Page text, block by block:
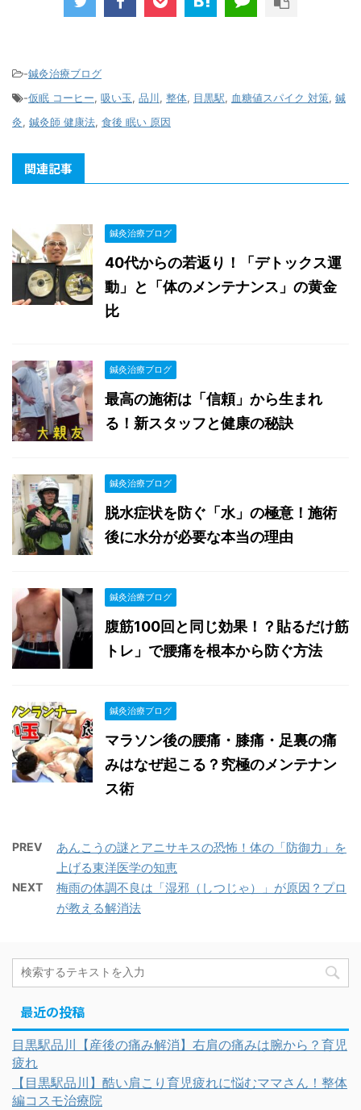
-鍼灸治療ブログ
-仮眠 コーヒー, 吸い玉, 品川, 整体, 目黒駅, 血糖値スパイク 対策, 鍼
灸, 鍼灸師 健康法, 食後 眠い 原因
関連記事
鍼灸治療ブログ
40代からの若返り！「デトックス運
動」と「体のメンテナンス」の黄金
比
鍼灸治療ブログ
最高の施術は「信頼」から生まれ
る！新スタッフと健康の秘訣
鍼灸治療ブログ
脱水症状を防ぐ「水」の極意！施術
後に水分が必要な本当の理由
鍼灸治療ブログ
腹筋100回と同じ効果！？貼るだけ筋
トレ」で腰痛を根本から防ぐ方法
鍼灸治療ブログ
マラソン後の腰痛・膝痛・足裏の痛
みはなぜ起こる？究極のメンテナン
ス術
PREV
あんこうの謎とアニサキスの恐怖！体の「防御力」を
上げる東洋医学の知恵
NEXT
梅雨の体調不良は「湿邪（しつじゃ）」が原因？プロ
が教える解消法
最近の投稿
目黒駅品川【産後の痛み解消】右肩の痛みは腕から？育児
疲れ
【目黒駅品川】酷い肩こり育児疲れに悩むママさん！整体
編コスモ治療院